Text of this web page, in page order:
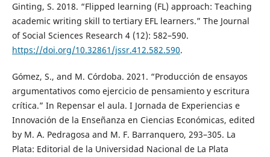
Ginting, S. 2018. “Flipped learning (FL) approach: Teaching
academic writing skill to tertiary EFL learners.” The Journal
of Social Sciences Research 4 (12): 582–590.
https://doi.org/10.32861/jssr.412.582.590.
Gómez, S., and M. Córdoba. 2021. “Producción de ensayos
argumentativos como ejercicio de pensamiento y escritura
crítica.” In Repensar el aula. I Jornada de Experiencias e
Innovación de la Enseñanza en Ciencias Económicas, edited
by M. A. Pedragosa and M. F. Barranquero, 293–305. La
Plata: Editorial de la Universidad Nacional de La Plata